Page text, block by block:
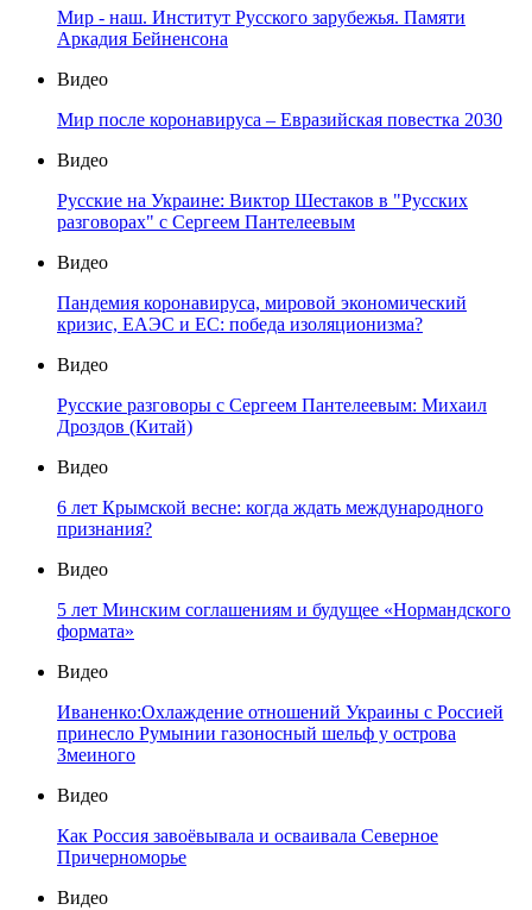
Мир - наш. Институт Русского зарубежья. Памяти
Аркадия Бейненсона
Видео
Мир после коронавируса – Евразийская повестка 2030
Видео
Русские на Украине: Виктор Шестаков в "Русских
разговорах" с Сергеем Пантелеевым
Видео
Пандемия коронавируса, мировой экономический
кризис, ЕАЭС и ЕС: победа изоляционизма?
Видео
Русские разговоры с Сергеем Пантелеевым: Михаил
Дроздов (Китай)
Видео
6 лет Крымской весне: когда ждать международного
признания?
Видео
5 лет Минским соглашениям и будущее «Нормандского
формата»
Видео
Иваненко:Охлаждение отношений Украины с Россией
принесло Румынии газоносный шельф у острова
Змеиного
Видео
Как Россия завоёвывала и осваивала Северное
Причерноморье
Видео